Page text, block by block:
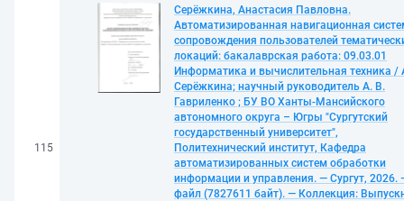
115
Серёжкина, Анастасия Павловна.
Автоматизированная навигационная
сопровождения пользователей
локаций: бакалаврская работа: 09.03.01
Информатика и вычислительная техника /
Серёжкина; научный руководитель А. В.
Гавриленко ; БУ ВО Ханты-Мансийского
автономного округа – Югры "Сургутский
государственный университет",
Политехнический институт, Кафедра
автоматизированных систем обработки
информации и управления. — Сургут, 2026.
файл (7827611 байт). — Коллекция: